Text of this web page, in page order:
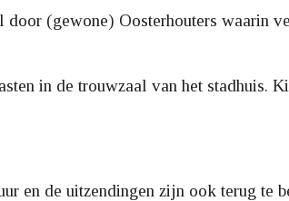
(gewone) Oosterhouters waarin
in de trouwzaal van het
en de uitzendingen zijn ook terug te